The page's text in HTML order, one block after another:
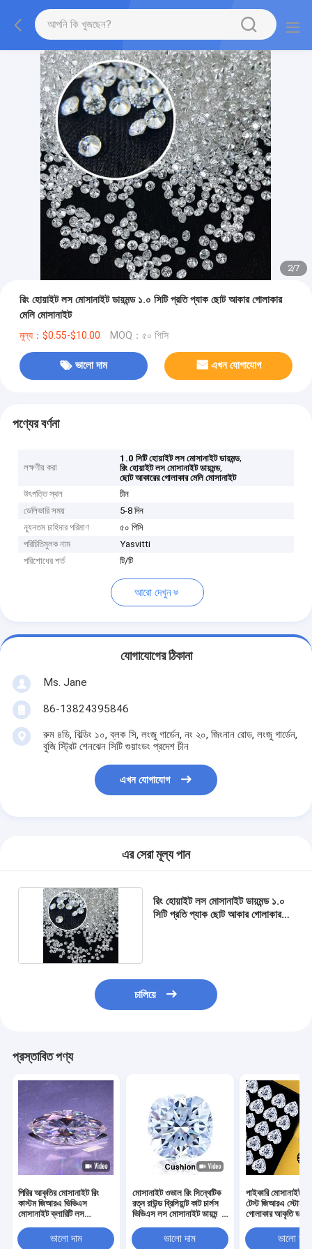
2/7
রিং হোয়াইট লস মোসানাইট ডায়মন্ড ১.০ সিটি প্রতি প্যাক ছোট আকার গোলাকার
মেলি মোসানাইট
মূল্য：$0.55-$10.00 MOQ：৫০ পিসি
ভালো দাম এখন যোগাযোগ
পণ্যের বর্ণনা
লক্ষণীয় করা
1.0 সিটি হোয়াইট লস মোসানাইট ডায়মন্ড,
রিং হোয়াইট লস মোসানাইট ডায়মন্ড,
ছোট আকারের গোলাকার মেলি মোসানাইট
উৎপত্তি স্থল
চীন
ডেলিভারি সময়
5-8 দিন
ন্যূনতম চাহিদার পরিমাণ
৫০ পিসি
পরিচিতিমুলক নাম
Yasvitti
পরিশোধের শর্ত
টি/টি
আরো দেখুন
যোগাযোগের ঠিকানা
Ms. Jane
86-13824395846
রুম ৪ডি, বিল্ডিং ১০, ব্লক সি, লংজু গার্ডেন, নং ২০, জিংনান রোড, লংজু গার্ডেন,
বুজি স্ট্রিট শেনঝেন সিটি গুয়াংডং প্রদেশ চীন
এখন যোগাযোগ
এর সেরা মূল্য পান
রিং হোয়াইট লস মোসানাইট ডায়মন্ড ১.০
সিটি প্রতি প্যাক ছোট আকার গোলাকার
চালিয়ে
প্রস্তাবিত পণ্য
পিরির আকৃতির মোসানাইট রিং
কাস্টম জিআরএ ভিভিএস
মোসানাইট ক্লারিটি লস
রত্ন পাথর
ভালো দাম
মোসানাইট ওভাল রিং সিন্থেটিক
রত্ন রাউন্ড ব্রিলিয়ান্ট কাট চার্লস
ভিভিএস লস মোসানাইট ডায়মন্ড
ভালো দাম
পাইকারি মোসানাইট
টেস্ট জিআরএ স্টোনস
গোলাকার আকৃতি
দুল
ভালো দাম